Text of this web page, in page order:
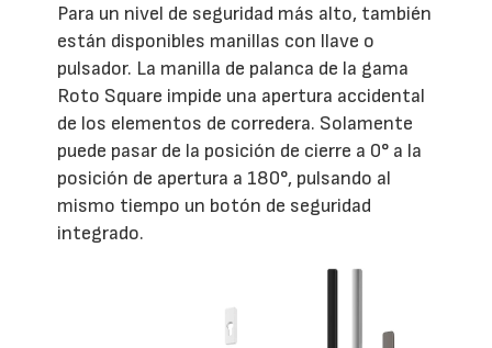
Para un nivel de seguridad más alto, también
están disponibles manillas con llave o
pulsador. La manilla de palanca de la gama
Roto Square impide una apertura accidental
de los elementos de corredera. Solamente
puede pasar de la posición de cierre a 0° a la
posición de apertura a 180°, pulsando al
mismo tiempo un botón de seguridad
integrado.